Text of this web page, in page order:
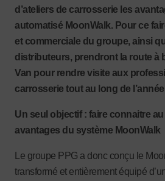
d’ateliers de carrosserie les
automatisé MoonWalk. Pour ce
et commerciale du groupe, ainsi
distributeurs, prendront la route à
Van pour rendre visite aux
carrosserie tout au long de l’année
Un seul objectif : faire connaitre
avantages du système MoonWalk
Le groupe PPG a donc conçu le
transformé et entièrement équipé